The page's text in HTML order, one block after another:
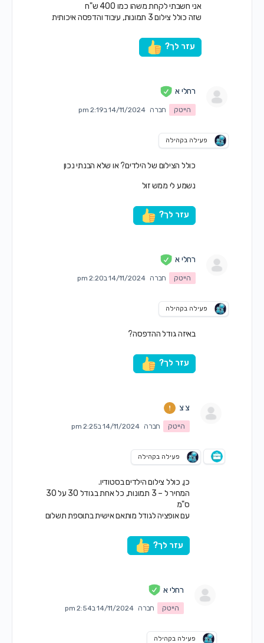
אני חשבתי לקחת משהו כמו 400 ש"ח
שזה כולל צילום 3 תמונות, עיבוד והדפסה איכותית
עזר לך?
רחלי א
הייטק חברה 14/11/2024 ב2:19 pm
פעילה בקהילה
כולל הצילום של הילדים? או שלא הבנתי נכון
נשמע לי ממש זול
עזר לך?
רחלי א
הייטק חברה 14/11/2024 ב2:20 pm
פעילה בקהילה
באיזה גודל ההדפסה?
עזר לך?
צ צ
הייטק חברה 14/11/2024 ב2:25 pm
פעילה בקהילה
כן, כולל צילום הילדים בסטודיו.
המחיר ל – 3 תמונות, כל אחת בגודל 30 על 30
ס"מ
עם אופציה לגודל מותאם אישית בתוספת תשלום
עזר לך?
רחלי א
הייטק חברה 14/11/2024 ב2:54 pm
פעילה בקהילה